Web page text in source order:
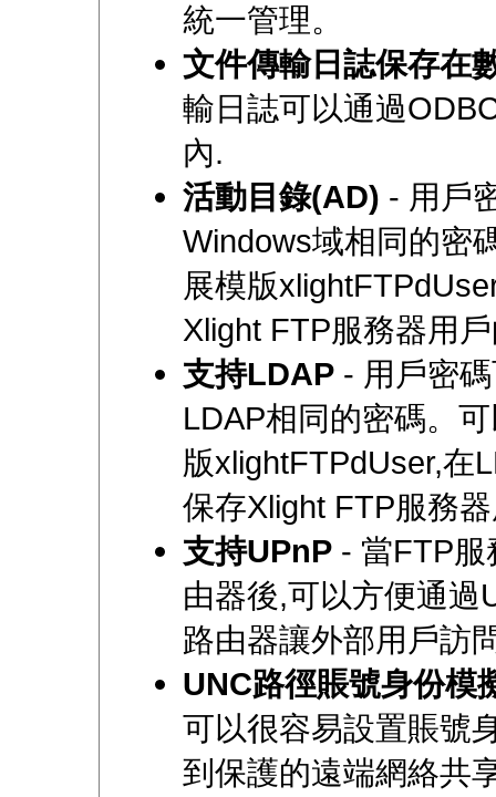
統一管理。
文件傳輸日誌保存在
輸日誌可以通過
內.
活動目錄(AD) - 用戶
Windows域相同的密
展模版
Xlight FTP服務器用
支持LDAP - 用戶密
LDAP相同的密碼。
版xlightFTPdUser,在
保存Xlight FTP服務
支持UPnP - 當FTP
由器後,可以方便通過
路由器讓外部用戶訪
UNC路徑賬號身份模
可以很容易設置賬號
到保護的遠端網絡共